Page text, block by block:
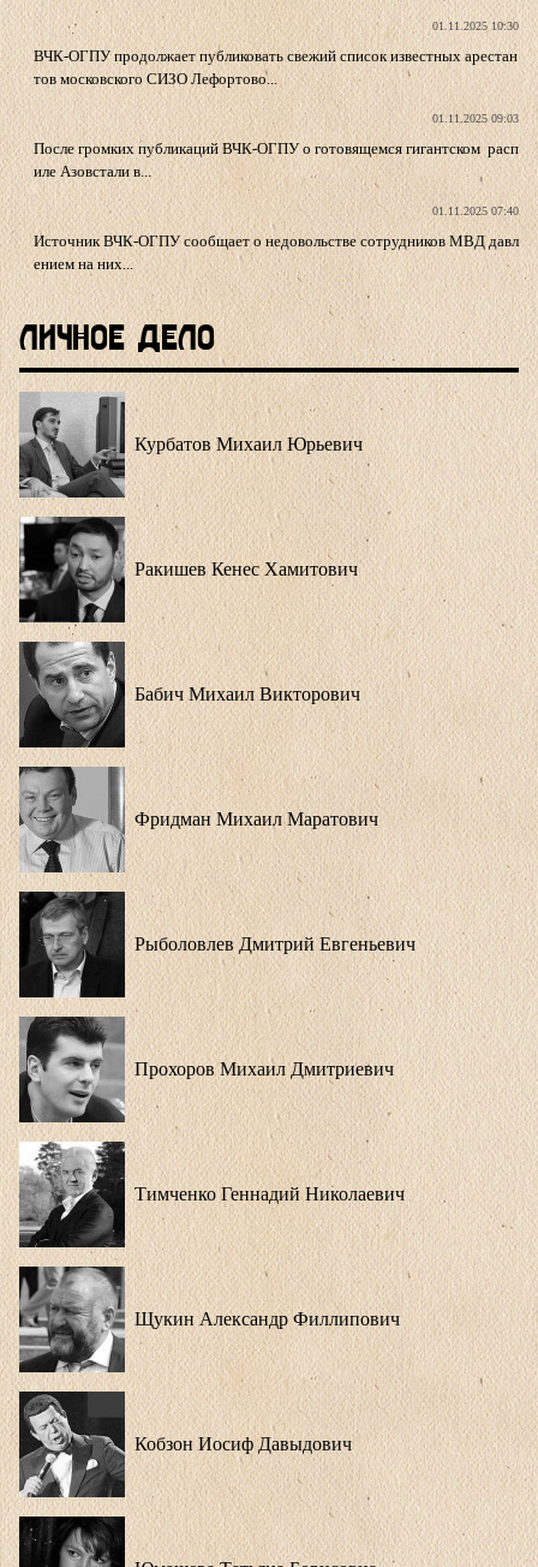
01.11.2025 10:30
ВЧК-ОГПУ продолжает публиковать свежий список известных арестан
тов московского СИЗО Лефортово...
01.11.2025 09:03
После громких публикаций ВЧК-ОГПУ о готовящемся гигантском расп
иле Азовстали в...
01.11.2025 07:40
Источник ВЧК-ОГПУ сообщает о недовольстве сотрудников МВД давл
ением на них...
Личное Дело
Курбатов Михаил Юрьевич
Ракишев Кенес Хамитович
Бабич Михаил Викторович
Фридман Михаил Маратович
Рыболовлев Дмитрий Евгеньевич
Прохоров Михаил Дмитриевич
Тимченко Геннадий Николаевич
Щукин Александр Филлипович
Кобзон Иосиф Давыдович